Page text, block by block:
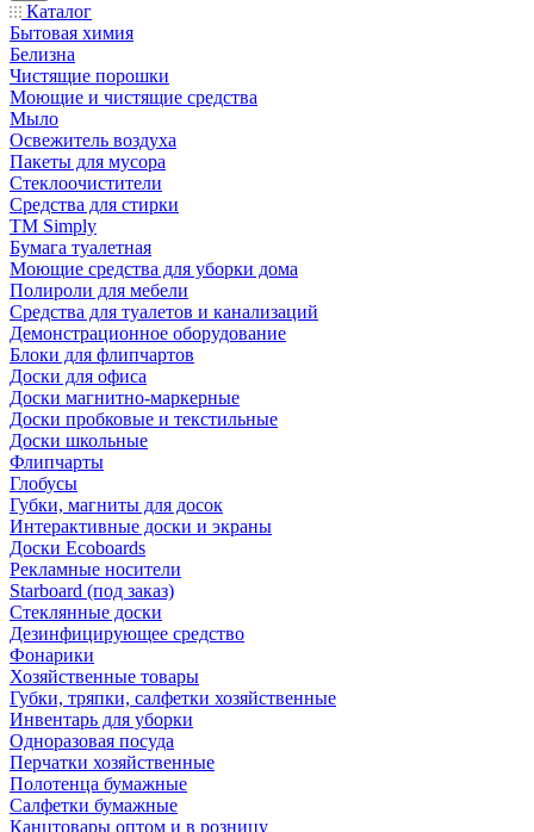
Каталог
Бытовая химия
Белизна
Чистящие порошки
Моющие и чистящие средства
Мыло
Освежитель воздуха
Пакеты для мусора
Стеклоочистители
Средства для стирки
TM Simply
Бумага туалетная
Моющие средства для уборки дома
Полироли для мебели
Средства для туалетов и канализаций
Демонстрационное оборудование
Блоки для флипчартов
Доски для офиса
Доски магнитно-маркерные
Доски пробковые и текстильные
Доски школьные
Флипчарты
Глобусы
Губки, магниты для досок
Интерактивные доски и экраны
Доски Ecoboards
Рекламные носители
Starboard (под заказ)
Стеклянные доски
Дезинфицирующее средство
Фонарики
Хозяйственные товары
Губки, тряпки, салфетки хозяйственные
Инвентарь для уборки
Одноразовая посуда
Перчатки хозяйственные
Полотенца бумажные
Салфетки бумажные
Канцтовары оптом и в розницу